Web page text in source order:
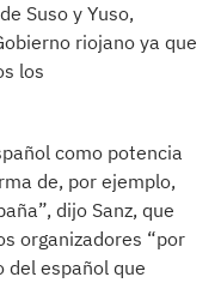
Suso y Yuso,
riojano ya que
los
como potencia
de, por ejemplo,
dijo Sanz, que
organizadores “por
del español que